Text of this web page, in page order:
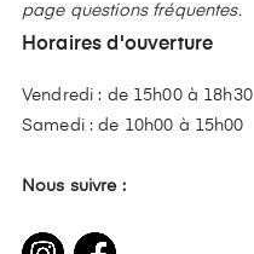
page questions fréquentes.
Horaires d'ouverture
Vendredi : de 15h00 à 18h30
Samedi : de 10h00 à 15h00
Nous suivre :